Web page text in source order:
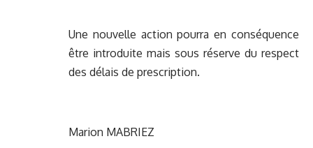
Une nouvelle action pourra en conséquence
être introduite mais sous réserve du respect
des délais de prescription.
Marion MABRIEZ